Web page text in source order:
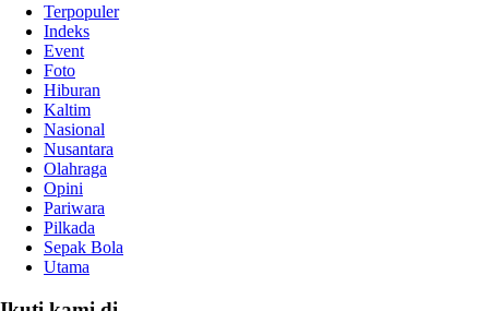
Terpopuler
Indeks
Event
Foto
Hiburan
Kaltim
Nasional
Nusantara
Olahraga
Opini
Pariwara
Pilkada
Sepak Bola
Utama